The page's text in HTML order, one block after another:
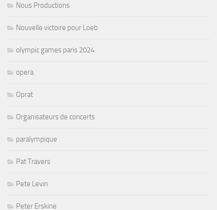
Nous Productions
Nouvelle victoire pour Loeb
olympic games paris 2024
opera
Oprat
Organisateurs de concerts
paralympique
Pat Travers
Pete Levin
Peter Erskine